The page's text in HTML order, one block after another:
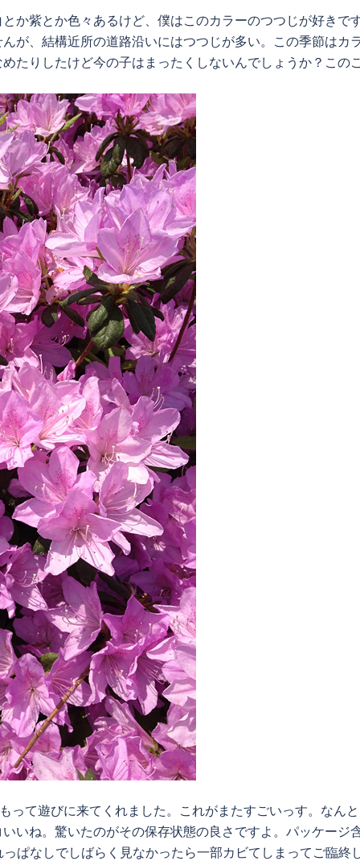
か紫とか色々あるけど、僕はこのカラーのつつじが好きで
が、結構近所の道路沿いにはつつじが多い。この季節はカ
たりしたけど今の子はまったくしないんでしょうか？この
って遊びに来てくれました。これがまたすごいっす。なん
いね。驚いたのがその保存状態の良さですよ。パッケージ
ぱなしでしばらく見なかったら一部カビてしまってご臨終